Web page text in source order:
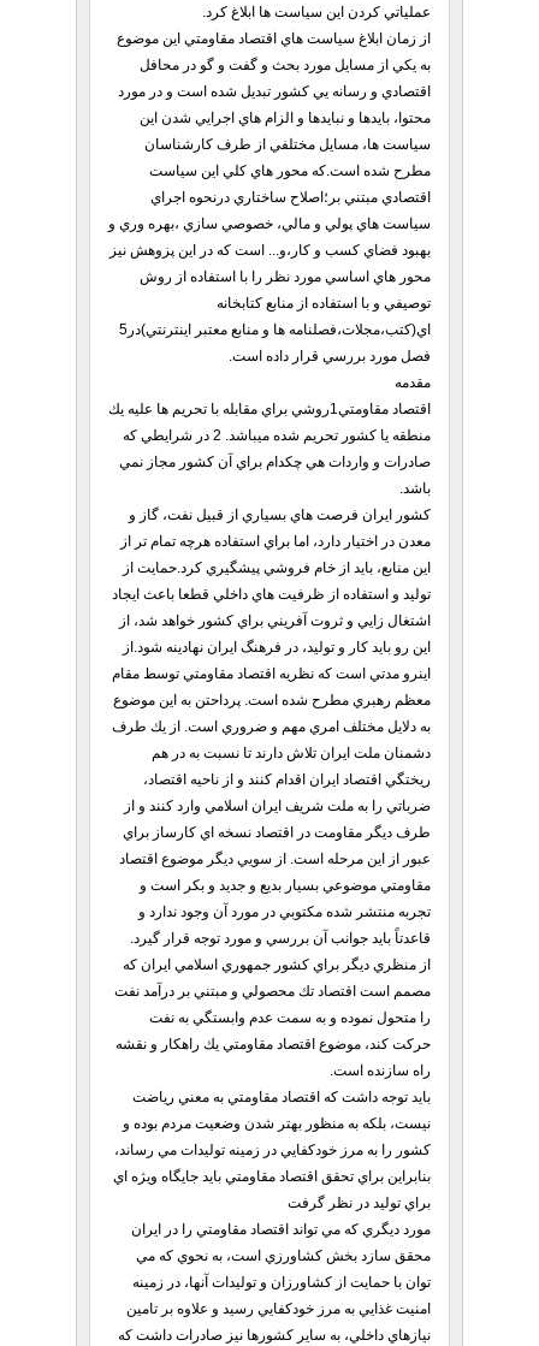
عملياتي كردن اين سياست ها ابلاغ كرد.
از زمان ابلاغ سياست هاي اقتصاد مقاومتي اين موضوع
به يكي از مسايل مورد بحث و گفت و گو در محافل
اقتصادي و رسانه يي كشور تبديل شده است و در مورد
محتوا، بايدها و نبايدها و الزام هاي اجرايي شدن اين
سياست ها، مسايل مختلفي از طرف كارشناسان
مطرح شده است.كه محور هاي كلي اين سياست
اقتصادي مبتني بر؛اصلاح ساختاري درنحوه اجراي
سياست هاي پولي و مالي، خصوصي سازي ،بهره وري و
بهبود فضاي كسب و كار،و... است كه در اين پزوهش نيز
محور هاي اساسي مورد نظر را با استفاده از روش
توصيفي و با استفاده از منابع كتابخانه
اي(كتب،مجلات،فصلنامه ها و منابع معتبر اينترنتي)در5
فصل مورد بررسي قرار داده است.
مقدمه
اقتصاد مقاومتي1روشي براي مقابله با تحريم ها عليه يك
منطقه يا كشور تحريم شده ميباشد. 2 در شرايطي كه
صادرات و واردات هي چكدام براي آن كشور مجاز نمي
باشد.
كشور ايران فرصت هاي بسياري از قبيل نفت، گاز و
معدن در اختيار دارد، اما براي استفاده هرچه تمام تر از
اين منابع، بايد از خام فروشي پيشگيري كرد.حمايت از
توليد و استفاده از ظرفيت هاي داخلي قطعا باعث ايجاد
اشتغال زايي و ثروت آفريني براي كشور خواهد شد، از
اين رو بايد كار و توليد، در فرهنگ ايران نهادينه شود.از
اينرو مدتي است كه نظريه اقتصاد مقاومتي توسط مقام
معظم رهبري مطرح شده است. پرداحتن به اين موضوع
به دلايل مختلف امري مهم و ضروري است. از يك طرف
دشمنان ملت ايران تلاش دارند تا نسبت به در هم
ريختگي اقتصاد ايران اقدام كنند و از ناحيه اقتصاد،
ضرباتي را به ملت شريف ايران اسلامي وارد كنند و از
طرف ديگر مقاومت در اقتصاد نسخه اي كارساز براي
عبور از اين مرحله است. از سويي ديگر موضوع اقتصاد
مقاومتي موضوعي بسيار بديع و جديد و بكر است و
تجربه منتشر شده مكتوبي در مورد آن وجود ندارد و
قاعدتاً بايد جوانب آن بررسي و مورد توجه قرار گيرد.
از منظري ديگر براي كشور جمهوري اسلامي ايران كه
مصمم است اقتصاد تك محصولي و مبتني بر درآمد نفت
را متحول نموده و به سمت عدم وابستگي به نفت
حركت كند، موضوع اقتصاد مقاومتي يك راهكار و نقشه
راه سازنده است.
بايد توجه داشت كه اقتصاد مقاومتي به معني رياضت
نيست، بلكه به منظور بهتر شدن وضعيت مردم بوده و
كشور را به مرز خودكفايي در زمينه توليدات مي رساند،
بنابراين براي تحقق اقتصاد مقاومتي بايد جايگاه ويژه اي
براي توليد در نظر گرفت
مورد ديگري كه مي تواند اقتصاد مقاومتي را در ايران
محقق سازد بخش كشاورزي است، به نحوي كه مي
توان با حمايت از كشاورزان و توليدات آنها، در زمينه
امنيت غذايي به مرز خودكفايي رسيد و علاوه بر تامين
نيازهاي داخلي، به ساير كشورها نيز صادرات داشت كه